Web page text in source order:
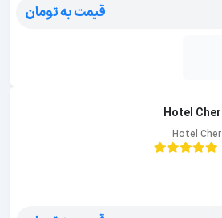
قیمت به تومان
Hotel Cher
Hotel Cher